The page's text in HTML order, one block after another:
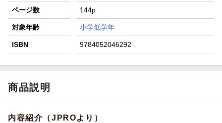
ページ数 144p
対象年齢 小学低学年
ISBN 9784052046292
商品説明
内容紹介（JPROより）